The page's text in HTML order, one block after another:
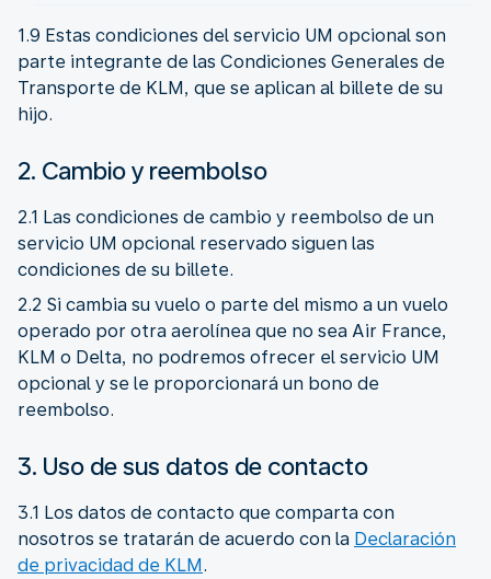
1.9 Estas condiciones del servicio UM opcional son
parte integrante de las Condiciones Generales de
Transporte de KLM, que se aplican al billete de su
hijo.
2. Cambio y reembolso
2.1 Las condiciones de cambio y reembolso de un
servicio UM opcional reservado siguen las
condiciones de su billete.
2.2 Si cambia su vuelo o parte del mismo a un vuelo
operado por otra aerolínea que no sea Air France,
KLM o Delta, no podremos ofrecer el servicio UM
opcional y se le proporcionará un bono de
reembolso.
3. Uso de sus datos de contacto
3.1 Los datos de contacto que comparta con
nosotros se tratarán de acuerdo con la Declaración
de privacidad de KLM.